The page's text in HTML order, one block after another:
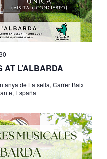
AT L’ALBARDA
de La sella, Carrer Baix
España